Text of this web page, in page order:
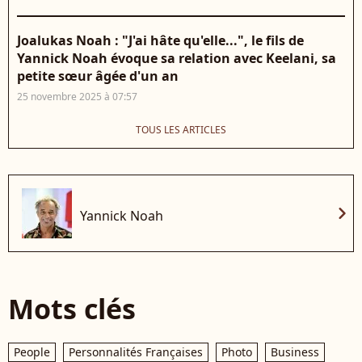
Joalukas Noah : "J'ai hâte qu'elle...", le fils de
Yannick Noah évoque sa relation avec Keelani, sa
petite sœur âgée d'un an
25 novembre 2025 à 07:57
TOUS LES ARTICLES
Yannick Noah chevron_right
Mots clés
People Personnalités Françaises Photo
Business